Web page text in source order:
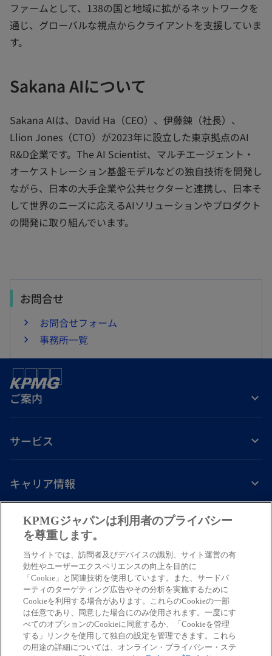
ファームとして、138の国と地域に拡がるネットワークを
通じ、グローバルな視点からクライアントを支援していま
す。
Sakana AIについて
Sakana AIは、David Ha（CEO）、伊藤錬（社長）、
Llion Jones（CTO）が2023年に設立した東京拠点のAI
R&D企業です。The AI Scientist、マルチエージェント・
オーケストレーション基盤モデルなどの独自技術を開発し
ながら、日本の大手企業や公共セクターと連携し、日本そ
して世界のニーズに応えるAIソリューションやプロダクト
の開発に取り組んでいます。
お問合せ
お問合せフォーム
事務所一覧
ご案内
サービス
キャリア情報
し
い
タ
ブ
で
開
く
し
タ
ブ
で
開
く
し
タ
ブ
で
開
く
し
タ
ブ
で
開
く
し
タ
ブ
で
開
く
免責事項プライバシーポリシー
© 2026 KPMG AZSA LLC, a limited liability audit corporation
incorporated under the Japanese Certified Public Accountants Law and
a member firm of the KPMG global organization of independent member
firms affiliated with KPMG International Limited, a private English
company limited by guarantee. All rights reserved. © 2026 KPMG Tax
Corporation, a tax corporation incorporated under the Japanese CPTA
Law and a member firm of the KPMG global organization of independent
KPMGジャパンは利用者のプライバシー
を尊重します。
当サイトでは、訪問者及びデバイスの識別、サイト運営の有
効性やユーザーエクスペリエンスの向上を目的に
「Cookie」と関連技術を使用しています。また、サードパ
ーティのターゲティング広告やその分析を実施するために
Cookieを利用する場合があります。これらのCookieの一部
は任意であり、同意した場合にのみ使用されます。一度にす
べてのオプションのCookieに同意するか、「Cookieを管理
する」リンクを使用して独自の設定を管理できます。これら
の用途の詳細については、オンライン・プライバシー・ステ